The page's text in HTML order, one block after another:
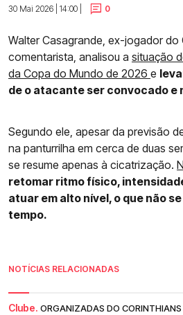
30 Mai 2026 | 14:00 |
0
Walter Casagrande, ex-jogador do
comentarista, analisou a situação
da Copa do Mundo de 2026 e
de o atacante ser convocado e
Segundo ele, apesar da previsão
na panturrilha em cerca de duas
se resume apenas à cicatrização.
retomar ritmo físico,
atuar em alto nível, o que não
tempo.
NOTÍCIAS RELACIONADAS
Clube. ORGANIZADAS DO